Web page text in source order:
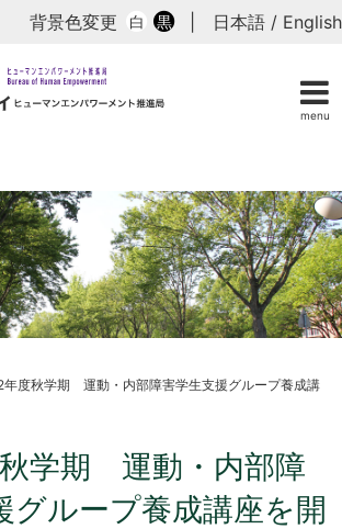
menu
背景色変更 白 黒 日本語 / English
年度秋学期 運動・内部障害学生支援グループ養成講
学期 運動・内部障
グループ養成講座を開